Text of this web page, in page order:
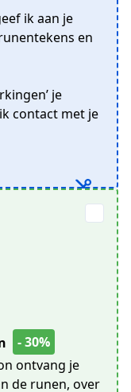
ik aan je
en
je
contact met je
- 30%
ontvang je
de runen, over